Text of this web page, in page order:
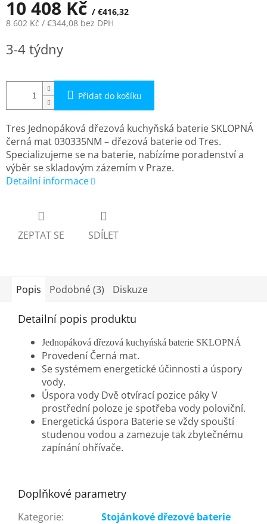
10 408 Kč / €416,32
8 602 Kč / €344,08 bez DPH
cena:
3-4 týdny
Přidat do košíku
Tres Jednopáková dřezová kuchyňská baterie SKLOPNÁ
černá mat 030335NM – dřezová baterie od Tres.
Specializujeme se na baterie, nabízíme poradenství a
výběr se skladovým zázemím v Praze.
Detailní informace
ZEPTAT SE SDÍLET
Popis Podobné (3) Diskuze
Detailní popis produktu
Jednopáková dřezová kuchyńská baterie SKLOPNÁ
Provedení Černá mat.
Se systémem energetické účinnosti a úspory
vody.
Úspora vody Dvě otvírací pozice páky V
prostřední poloze je spotřeba vody poloviční.
Energetická úspora Baterie se vždy spouští
studenou vodou a zamezuje tak zbytečnému
zapínání ohřívače.
Doplňkové parametry
Kategorie:
Stojánkové dřezové baterie